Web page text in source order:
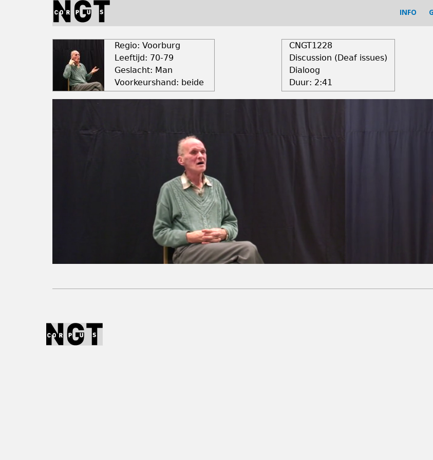
INFO
Regio: Voorburg
Leeftijd: 70-79
Geslacht: Man
Voorkeurshand: beide
CNGT1228
Discussion (Deaf issues)
Dialoog
Duur: 2:41